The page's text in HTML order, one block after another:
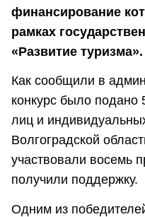
финансирование
рамках
«Развитие туризма».
Как сообщили в
конкурс было подано
лиц и
Волгоградской
участвовали восемь
получили поддержку.
Одним из